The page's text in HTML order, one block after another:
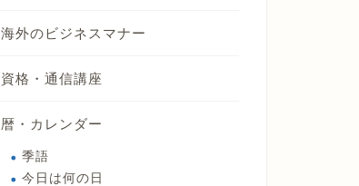
海外のビジネスマナー
資格・通信講座
暦・カレンダー
季語
今日は何の日